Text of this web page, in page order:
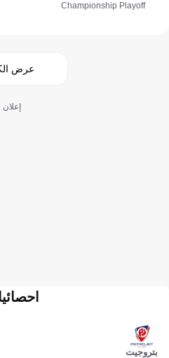
Championship Playoff
عرض
إعلان
بتروجيت